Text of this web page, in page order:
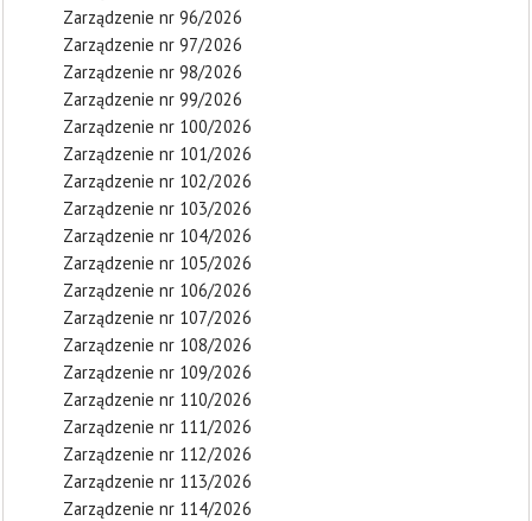
Zarządzenie nr 96/2026
Zarządzenie nr 97/2026
Zarządzenie nr 98/2026
Zarządzenie nr 99/2026
Zarządzenie nr 100/2026
Zarządzenie nr 101/2026
Zarządzenie nr 102/2026
Zarządzenie nr 103/2026
Zarządzenie nr 104/2026
Zarządzenie nr 105/2026
Zarządzenie nr 106/2026
Zarządzenie nr 107/2026
Zarządzenie nr 108/2026
Zarządzenie nr 109/2026
Zarządzenie nr 110/2026
Zarządzenie nr 111/2026
Zarządzenie nr 112/2026
Zarządzenie nr 113/2026
Zarządzenie nr 114/2026